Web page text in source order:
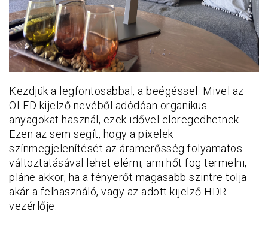
Kezdjük a legfontosabbal, a beégéssel. Mivel az
OLED kijelző nevéből adódóan organikus
anyagokat használ, ezek idővel elöregedhetnek.
Ezen az sem segít, hogy a pixelek
színmegjelenítését az áramerősség folyamatos
változtatásával lehet elérni, ami hőt fog termelni,
pláne akkor, ha a fényerőt magasabb szintre tolja
akár a felhasználó, vagy az adott kijelző HDR-
vezérlője.